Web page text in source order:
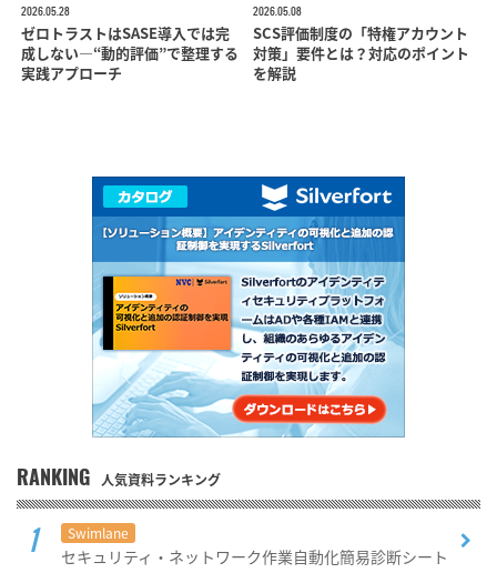
2026.05.28
ゼロトラストはSASE導入では完
成しない―“動的評価”で整理する
実践アプローチ
2026.05.08
SCS評価制度の「特権アカウント
対策」要件とは？対応のポイント
を解説
RANKING 人気資料ランキング
Swimlane
セキュリティ・ネットワーク作業自動化簡易診断シート